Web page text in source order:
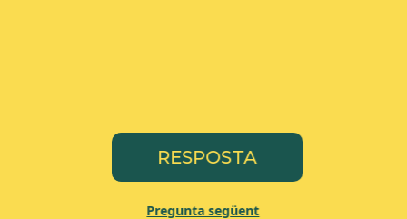
RESPOSTA
Pregunta següent